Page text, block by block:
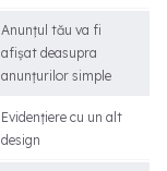
Anunțul tău va fi
afișat deasupra
anunțurilor simple
Evidențiere cu un alt
design